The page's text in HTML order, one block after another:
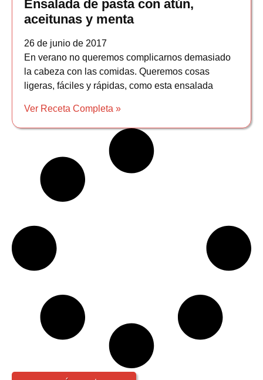
Ensalada de pasta con atún,
aceitunas y menta
26 de junio de 2017
En verano no queremos complicarnos demasiado
la cabeza con las comidas. Queremos cosas
ligeras, fáciles y rápidas, como esta ensalada
Ver Receta Completa »